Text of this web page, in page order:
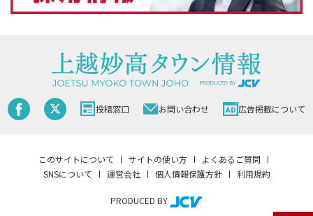
投稿窓口 お問い合わせ 広告掲載について
このサイトについて サイトの使い方
よくあるご質問
SNSについて
運営会社 個人情報保護方針 利用規約
PRODUCED BY